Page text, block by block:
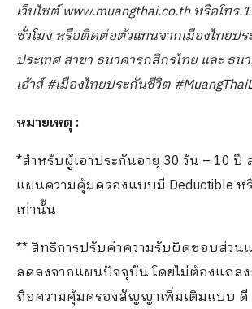
เว็บไซต์ www.muangthai.co.th หรือโทร
ชั่วโมง หรือติดต่อตัวแทนจากเมืองไทยป
ประเทศ สาขา ธนาคารกสิกรไทย และ ธ
เฮ้าส์ #เมืองไทยประกันชีวิต
หมายเหตุ :
*สำหรับผู้เอาประกันอายุ 30 วัน – 10 ปี
แผนความคุ้มครองแบบมี Deductible ห
เท่านั้น
** สิทธิการปรับค่าความรับผิดชอบส่วนแ
ลดลงจากแผนปัจจุบัน โดยไม่ต้องแถล
ถือความคุ้มครองสัญญาเพิ่มเติมแบบ ดี